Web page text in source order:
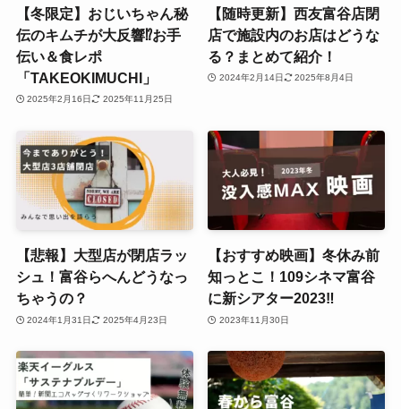
【冬限定】おじいちゃん秘
伝のキムチが大反響⁉お手
伝い＆食レポ
「TAKEOKIMUCHI」
2025年2月16日 2025年11月25日
【随時更新】西友富谷店閉
店で施設内のお店はどうな
る？まとめて紹介！
2024年2月14日 2025年8月4日
【悲報】大型店が閉店ラッ
シュ！富谷らへんどうなっ
ちゃうの？
2024年1月31日 2025年4月23日
【おすすめ映画】冬休み前
知っとこ！109シネマ富谷
に新シアター2023‼
2023年11月30日